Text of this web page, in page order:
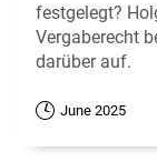
festgelegt?
Vergaberecht
darüber auf.
June 2025